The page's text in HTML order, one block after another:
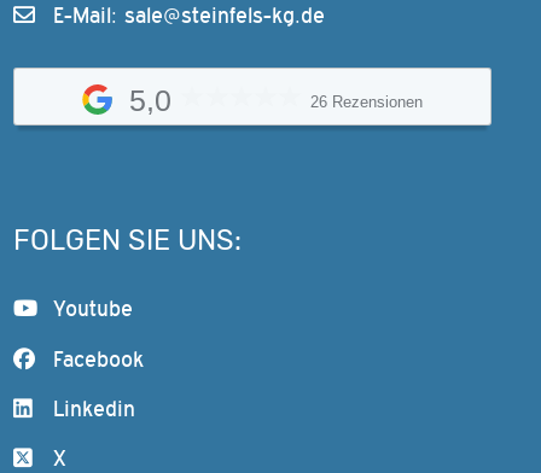
E-Mail: sale@steinfels-kg.de
5,0 26 Rezensionen
FOLGEN SIE UNS:
Youtube
Facebook
Linkedin
X